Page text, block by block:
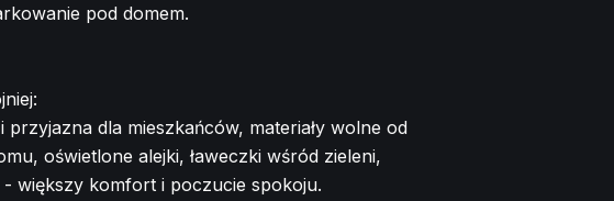
pod domem.
dla mieszkańców, materiały wolne od
oświetlone alejki, ławeczki wśród zieleni,
większy komfort i poczucie spokoju.